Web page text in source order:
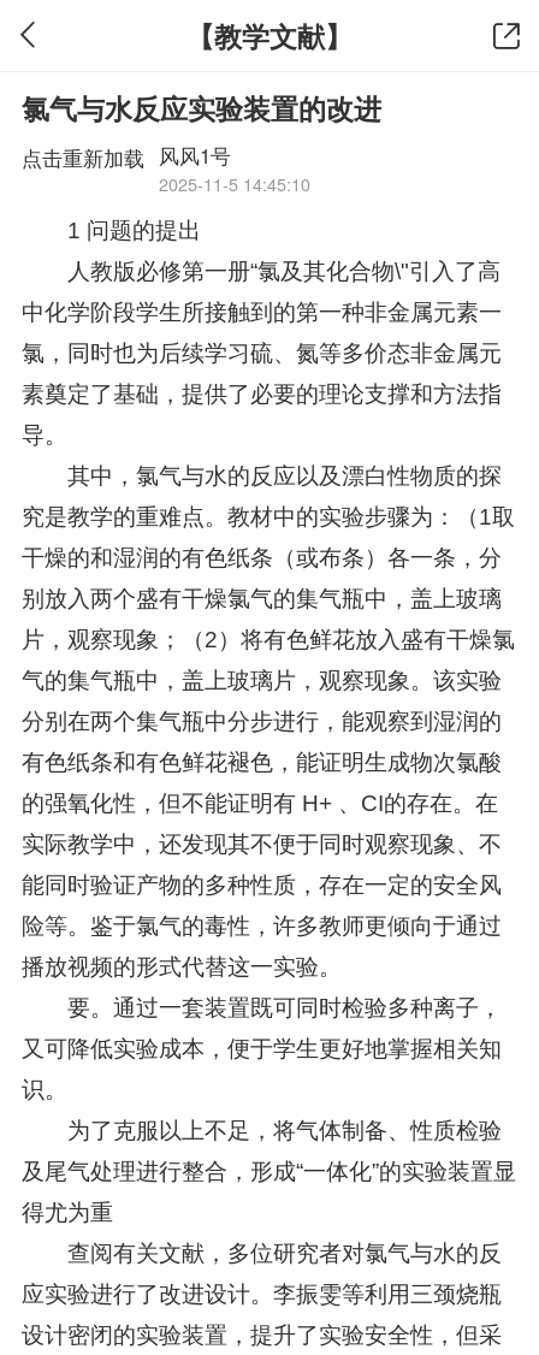
【教学文献】
氯气与水反应实验装置的改进
点击重新加载 风风1号
2025-11-5 14:45:10
1 问题的提出
人教版必修第一册“氯及其化合物\"引入了高
中化学阶段学生所接触到的第一种非金属元素一
氯，同时也为后续学习硫、氮等多价态非金属元
素奠定了基础，提供了必要的理论支撑和方法指
导。
其中，氯气与水的反应以及漂白性物质的探
究是教学的重难点。教材中的实验步骤为：（1取
干燥的和湿润的有色纸条（或布条）各一条，分
别放入两个盛有干燥氯气的集气瓶中，盖上玻璃
片，观察现象；（2）将有色鲜花放入盛有干燥氯
气的集气瓶中，盖上玻璃片，观察现象。该实验
分别在两个集气瓶中分步进行，能观察到湿润的
有色纸条和有色鲜花褪色，能证明生成物次氯酸
的强氧化性，但不能证明有 H+ 、CI的存在。在
实际教学中，还发现其不便于同时观察现象、不
能同时验证产物的多种性质，存在一定的安全风
险等。鉴于氯气的毒性，许多教师更倾向于通过
播放视频的形式代替这一实验。
要。通过一套装置既可同时检验多种离子，
又可降低实验成本，便于学生更好地掌握相关知
识。
为了克服以上不足，将气体制备、性质检验
及尾气处理进行整合，形成“一体化”的实验装置显
得尤为重
查阅有关文献，多位研究者对氯气与水的反
应实验进行了改进设计。李振雯等利用三颈烧瓶
设计密闭的实验装置，提升了实验安全性，但采